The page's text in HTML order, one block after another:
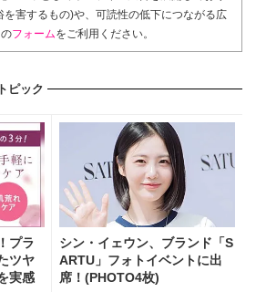
を害するもの)や、可読性の低下につながる広
フォームをご利用ください。
ピック
プラ
ツヤ
実感
シン・イェウン、ブランド「S
ARTU」フォトイベントに出
席！(PHOTO4枚)